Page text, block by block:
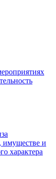
имуществе и
характера